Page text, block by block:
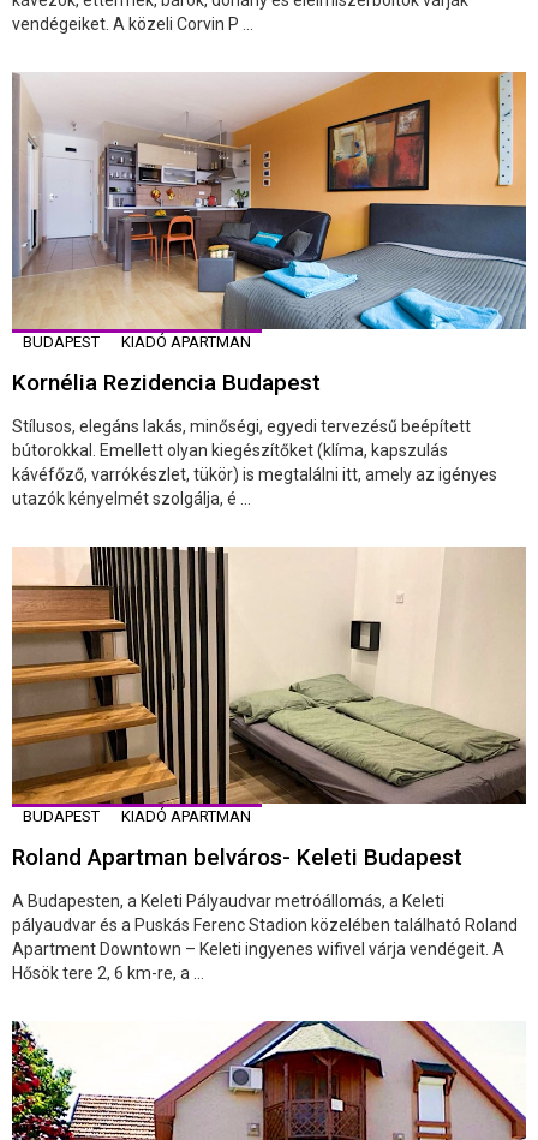
vendégeiket. A közeli Corvin P ...
BUDAPEST KIADÓ APARTMAN
Kornélia Rezidencia Budapest
Stílusos, elegáns lakás, minőségi, egyedi tervezésű beépített
bútorokkal. Emellett olyan kiegészítőket (klíma, kapszulás
kávéfőző, varrókészlet, tükör) is megtalálni itt, amely az igényes
utazók kényelmét szolgálja, é ...
BUDAPEST KIADÓ APARTMAN
Roland Apartman belváros- Keleti Budapest
A Budapesten, a Keleti Pályaudvar metróállomás, a Keleti
pályaudvar és a Puskás Ferenc Stadion közelében található Roland
Apartment Downtown – Keleti ingyenes wifivel várja vendégeit. A
Hősök tere 2, 6 km-re, a ...